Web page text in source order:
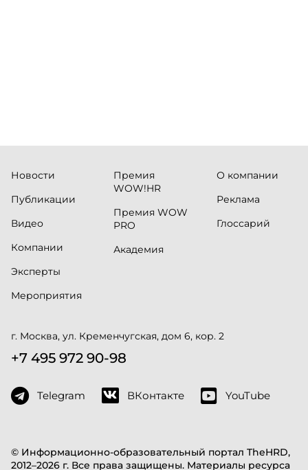
© Информационно-образовательный портал TheHRD,
2012–2026 г. Все права защищены. Материалы ресурса
Новости
Публикации
Видео
Компании
Эксперты
Мероприятия
Премия
WOW!HR
Премия WOW
PRO
Академия
О компании
Реклама
Глоссарий
г. Москва, ул. Кременчугская, дом 6, кор. 2
+7 495 972 90-98
Telegram ВКонтакте YouTube